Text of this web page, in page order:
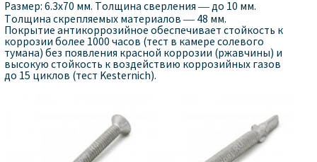
Размер: 6.3х70 мм. Толщина сверления — до 10 мм.
Толщина скрепляемых материалов — 48 мм.
Покрытие антикоррозийное обеспечивает стойкость к
коррозии более 1000 часов (тест в камере солевого
тумана) без появления красной коррозии (ржавчины) и
высокую стойкость к воздействию коррозийных газов
до 15 циклов (тест Kesternich).